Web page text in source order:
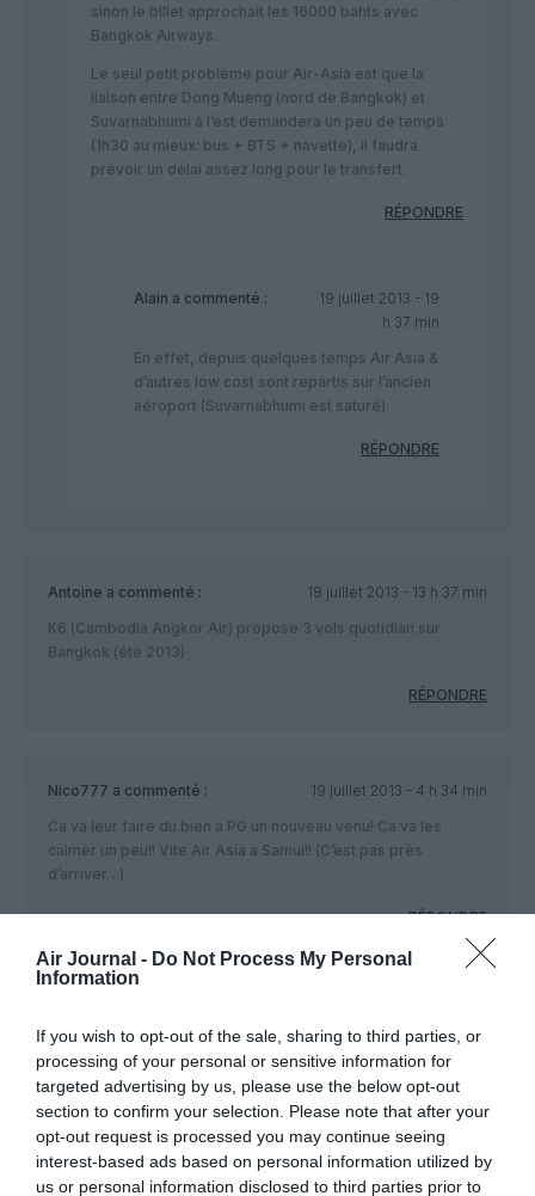
Air Journal - Do Not Process My Personal
Information
If you wish to opt-out of the sale, sharing to third parties, or
processing of your personal or sensitive information for
targeted advertising by us, please use the below opt-out
section to confirm your selection. Please note that after your
opt-out request is processed you may continue seeing
interest-based ads based on personal information utilized by
us or personal information disclosed to third parties prior to
sinon le billet approchait les 16000 bahts avec
Bangkok Airways.
Le seul petit problème pour Air-Asia est que la
liaison entre Dong Mueng (nord de Bangkok) et
Suvarnabhumi à l’est demandera un peu de temps
(1h30 au mieux: bus + BTS + navette), il faudra
prévoir un délai assez long pour le transfert.
RÉPONDRE
Alain a commenté :
19 juillet 2013 - 19
h 37 min
En effet, depuis quelques temps Air Asia &
d’autres low cost sont repartis sur l’ancien
aéroport (Suvarnabhumi est saturé).
RÉPONDRE
Antoine a commenté :
18 juillet 2013 - 13 h 37 min
K6 (Cambodia Angkor Air) propose 3 vols quotidian sur
Bangkok (été 2013)
RÉPONDRE
Nico777 a commenté :
19 juillet 2013 - 4 h 34 min
Ca va leur faire du bien a PG un nouveau venu! Ca va les
calmer un peu!! Vite Air Asia a Samui!! (C’est pas près
d’arriver…)
RÉPONDRE
vive AIR ASIA voilà une compagnie low coast qui ne se moque
pas de ses clients ! (confort à bord, coût des ” suppléments”
,etc…)
RÉPONDRE